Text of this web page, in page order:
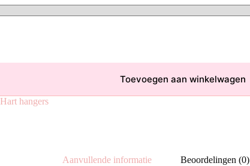
Toevoegen aan winkelwagen
Hart hangers
Aanvullende informatie Beoordelingen (0)